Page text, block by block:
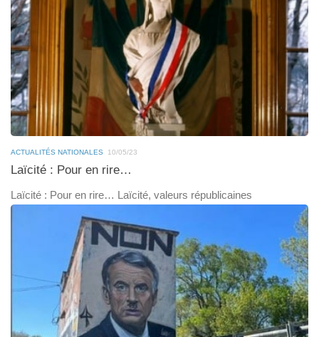
ACTUALITÉS NATIONALES 10/05/23
Laïcité : Pour en rire…
Laïcité : Pour en rire… Laïcité, valeurs républicaines